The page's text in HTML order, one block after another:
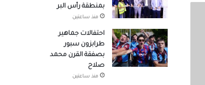
بمنطقة رأس البر
منذ ساعتين
احتفالات جماهير
طرابزون سبور
بصفقة القرن محمد
صلاح
منذ ساعتين